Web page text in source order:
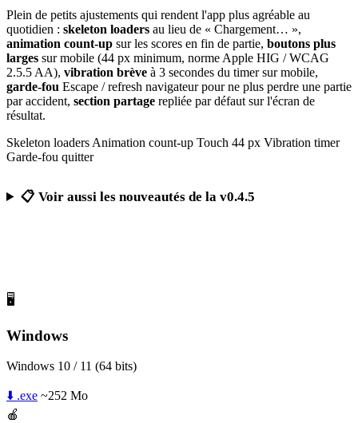
Plein de petits ajustements qui rendent l'app plus agréable au
quotidien : skeleton loaders au lieu de « Chargement… »,
animation count-up sur les scores en fin de partie, boutons plus
larges sur mobile (44 px minimum, norme Apple HIG / WCAG
2.5.5 AA), vibration brève à 3 secondes du timer sur mobile,
garde-fou Escape / refresh navigateur pour ne plus perdre une partie
par accident, section partage repliée par défaut sur l'écran de
résultat.
Skeleton loaders Animation count-up Touch 44 px Vibration timer
Garde-fou quitter
📋 Voir aussi les nouveautés de la v0.4.5
🖥️
Windows
Windows 10 / 11 (64 bits)
⬇️ .exe ~252 Mo
🍎